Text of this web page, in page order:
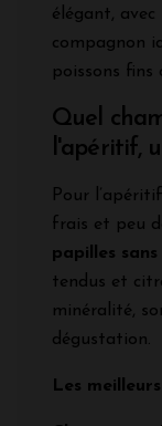
élégant,
compagnon
poissons fins
Quel
l'apéritif,
Pour
frais et peu
papilles
tendus et
minéralité,
dégustation.
Les